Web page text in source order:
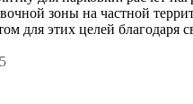
зоны на частной
для этих целей